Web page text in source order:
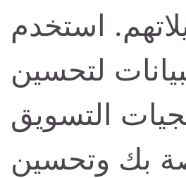
استخدم
لتحسين
التسويق
بك وتحسين